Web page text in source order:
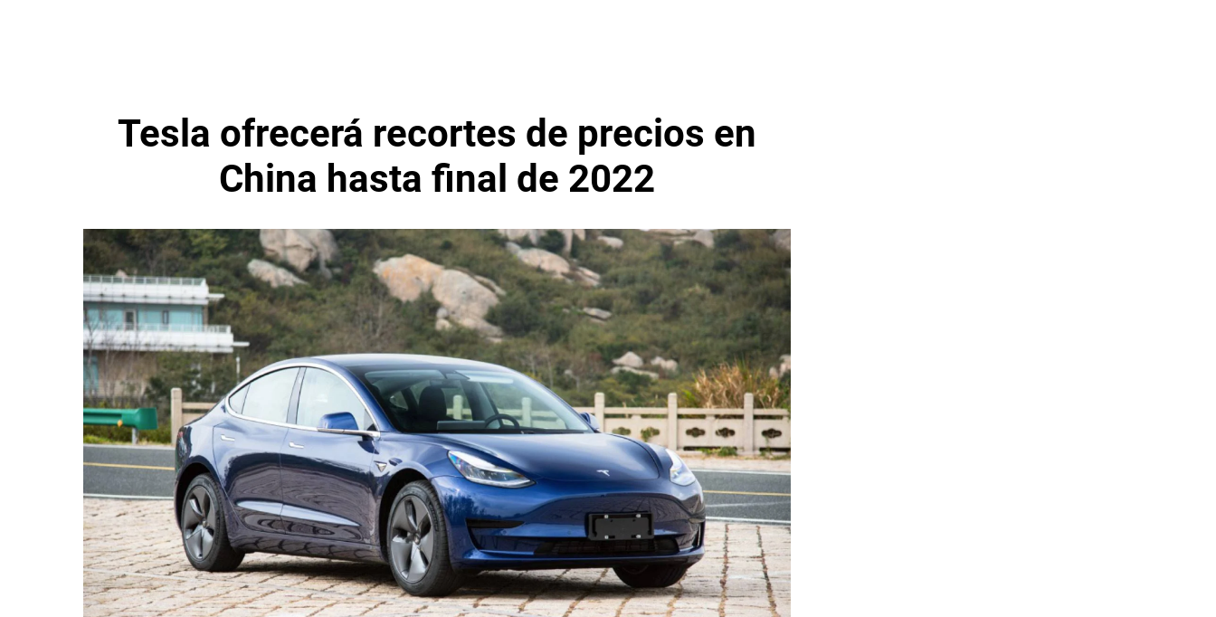
Tesla ofrecerá recortes de precios en
China hasta final de 2022